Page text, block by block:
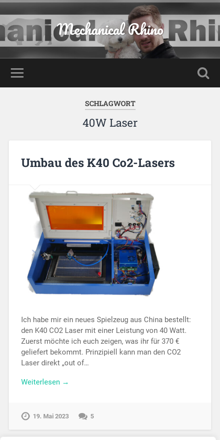
Mechanical Rhino
SCHLAGWORT
40W Laser
Umbau des K40 Co2-Lasers
Ich habe mir ein neues Spielzeug aus China bestellt:
den K40 CO2 Laser mit einer Leistung von 40 Watt.
Zuerst möchte ich euch zeigen, was ihr für 370 €
geliefert bekommt. Prinzipiell kann man den CO2
Laser direkt „out of…
Weiterlesen →
19. Mai 2023 5